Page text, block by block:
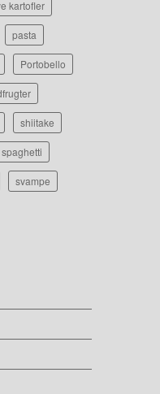
kartofler
pasta
Portobello
shiitake
spaghetti
svampe